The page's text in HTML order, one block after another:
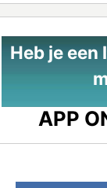
Heb je
APP